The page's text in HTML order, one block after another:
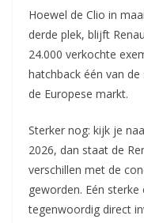
Hoewel de Clio in
derde plek, blijft
24.000 verkochte
hatchback één van
de Europese markt.
Sterker nog: kijk je
2026, dan staat de
verschillen met de
geworden. Eén
tegenwoordig direct